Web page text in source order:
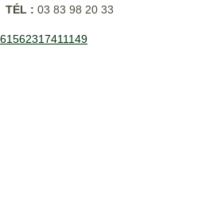
TÉL : 03 83 98 20 33